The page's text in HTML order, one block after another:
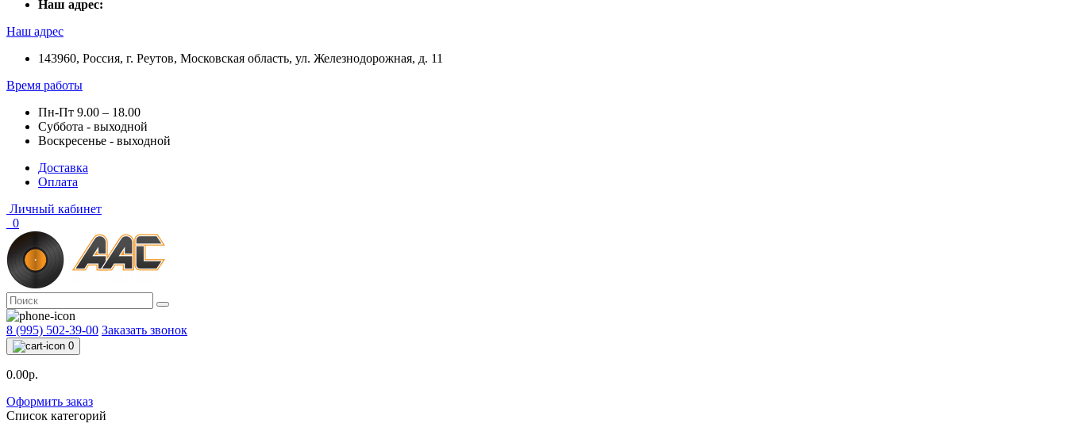
Наш адрес:
Наш адрес
143960, Россия, г. Реутов, Московская область, ул. Железнодорожная, д. 11
Время работы
Пн-Пт 9.00 – 18.00
Суббота - выходной
Воскресенье - выходной
Доставка
Оплата
Личный кабинет
0
8 (995) 502-39-00 Заказать звонок
0
0.00р.
Оформить заказ
Список категорий